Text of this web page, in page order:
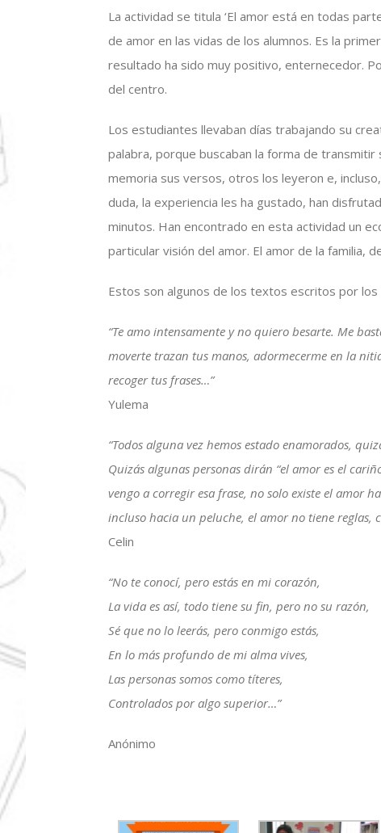
La actividad se titula ‘El amor está en todas
de amor en las vidas de los alumnos. Es la
resultado ha sido muy positivo, enternecedor.
del centro.
Los estudiantes llevaban días trabajando su
palabra, porque buscaban la forma de
memoria sus versos, otros los leyeron e,
duda, la experiencia les ha gustado, han
minutos. Han encontrado en esta actividad un
particular visión del amor. El amor de la familia,
Estos son algunos de los textos escritos por
“Te amo intensamente y no quiero besarte. Me
moverte trazan tus manos, adormecerme en la
recoger tus frases…”
Yulema
“Todos alguna vez hemos estado enamorados,
Quizás algunas personas dirán “el amor es el
vengo a corregir esa frase, no solo existe el amor
incluso hacia un peluche, el amor no tiene reglas,
Celin
“No te conocí, pero estás en mi corazón,
La vida es así, todo tiene su fin, pero no su razón,
Sé que no lo leerás, pero conmigo estás,
En lo más profundo de mi alma vives,
Las personas somos como títeres,
Controlados por algo superior…”
Anónimo